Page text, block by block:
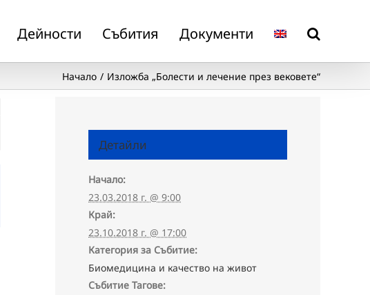
Дейности Събития Документи
Начало Изложба „Болести и лечение през вековете“
Детайли
Начало:
23.03.2018 г. @ 9:00
Край:
23.10.2018 г. @ 17:00
Категория за Събитие:
Биомедицина и качество на живот
Събитие Тагове: